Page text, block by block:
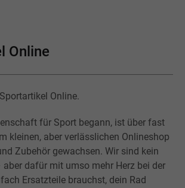
Online
Online.
für Sport begann, ist über fast
kleinen, aber verlässlichen Onlineshop
Zubehör gewachsen. Wir sind kein
dafür mit umso mehr Herz bei der
Ersatzteile brauchst, dein Rad